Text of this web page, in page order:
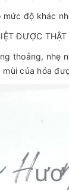
độ khác
thoảng, nhẹ
của hóa